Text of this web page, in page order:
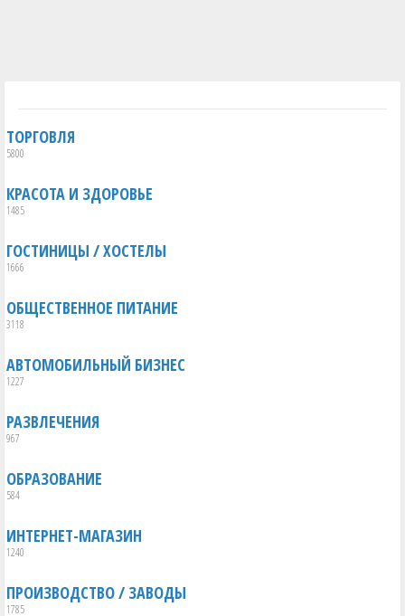
ТОРГОВЛЯ
5800
КРАСОТА И ЗДОРОВЬЕ
1485
ГОСТИНИЦЫ / ХОСТЕЛЫ
1666
ОБЩЕСТВЕННОЕ ПИТАНИЕ
3118
АВТОМОБИЛЬНЫЙ БИЗНЕС
1227
РАЗВЛЕЧЕНИЯ
967
ОБРАЗОВАНИЕ
584
ИНТЕРНЕТ-МАГАЗИН
1240
ПРОИЗВОДСТВО / ЗАВОДЫ
1785